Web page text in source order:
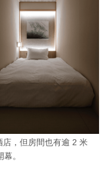
店，但房間也有逾 2 米
。